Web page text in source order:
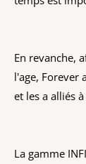
En revanche,
l'age, Forever
et les a alliés
La gamme